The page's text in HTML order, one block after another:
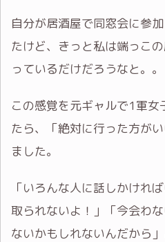
自分が居酒屋で同窓会に参
たけど、きっと私は端っこ
っているだけだろうなと。。
この感覚を元ギャルで1軍女
たら、「絶対に行った方が
ました。
「いろんな人に話しかけれ
取られないよ！」「今会わ
ないかもしれないんだから」